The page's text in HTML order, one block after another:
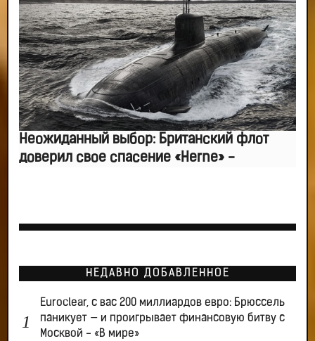
Неожиданный выбор: Британский флот
доверил свое спасение «Herne» -
НЕДАВНО ДОБАВЛЕННОЕ
Euroclear, с вас 200 миллиардов евро: Брюссель
паникует — и проигрывает финансовую битву с
Москвой - «В мире»